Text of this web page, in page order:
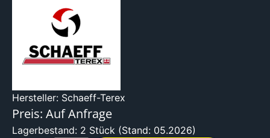
Hersteller: Schaeff-Terex
Preis: Auf Anfrage
Lagerbestand: 2 Stück (Stand: 05.2026)